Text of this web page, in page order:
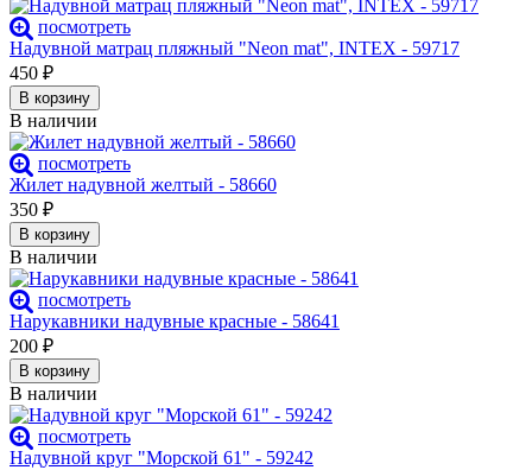
посмотреть
Надувной матрац пляжный "Neon mat", INTEX - 59717
450 ₽
В корзину
В наличии
посмотреть
Жилет надувной желтый - 58660
350 ₽
В корзину
В наличии
посмотреть
Нарукавники надувные красные - 58641
200 ₽
В корзину
В наличии
посмотреть
Надувной круг "Морской 61" - 59242